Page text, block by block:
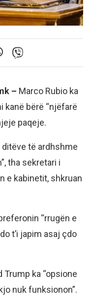
– Marco Rubio ka
kanë bërë “njëfarë
paqeje.
ditëve të ardhshme
tha sekretari i
e kabinetit, shkruan
“rrugën e
t’i japim asaj çdo
ka “opsione
nuk funksionon”.